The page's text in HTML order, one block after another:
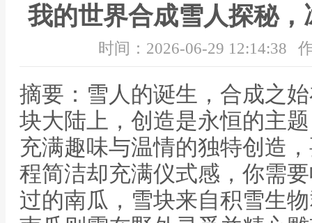
我的世界合成雪人探秘
时间：2026-06-29 12:14:38
摘要：雪人的诞生，合成之
块大陆上，创造是永恒的主
充满趣味与温情的独特创造
程简洁却充满仪式感，你需
过的南瓜，雪块来自积雪生